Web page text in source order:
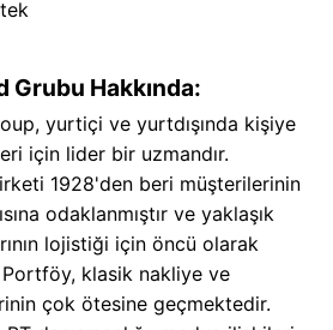
Grubu Hakkında:
yurtiçi ve yurtdışında kişiye
için lider bir uzmandır.
1928'den beri müşterilerinin
odaklanmıştır ve yaklaşık
lojistiği için öncü olarak
klasik nakliye ve
çok ötesine geçmektedir.